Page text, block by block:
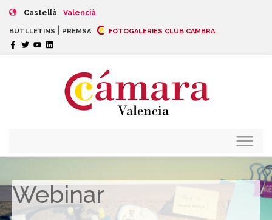
Castellà Valencià
BUTLLETINS PREMSA FOTOGALERIES CLUB CAMBRA
Webinar